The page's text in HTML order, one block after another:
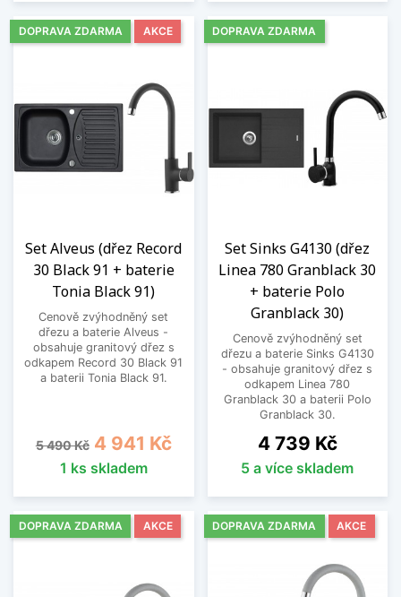
Set Alveus (dřez Record
30 Black 91 + baterie
Tonia Black 91)
Cenově zvýhodněný set
dřezu a baterie Alveus -
obsahuje granitový dřez s
odkapem Record 30 Black 91
a baterii Tonia Black 91.
Běžná cena
5 490 Kč Cena
4 941 Kč
1 ks skladem
DOPRAVA ZDARMA AKCE
Set Sinks G4130 (dřez
Linea 780 Granblack 30
+ baterie Polo
Granblack 30)
Cenově zvýhodněný set
dřezu a baterie Sinks G4130
- obsahuje granitový dřez s
odkapem Linea 780
Granblack 30 a baterii Polo
Granblack 30.
Cena
4 739 Kč
5 a více skladem
DOPRAVA ZDARMA
DOPRAVA ZDARMA AKCE DOPRAVA ZDARMA AKCE